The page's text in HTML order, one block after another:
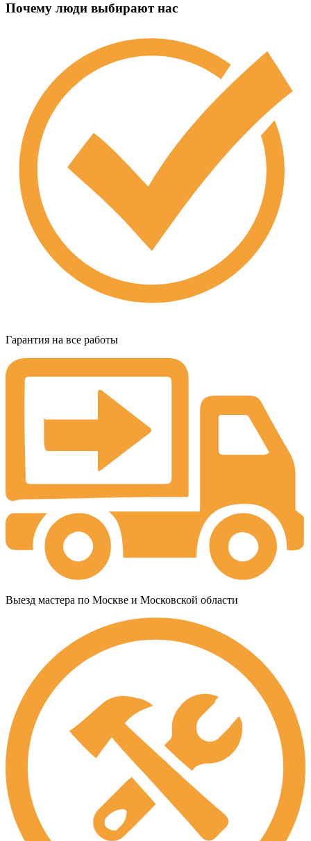
Почему люди выбирают нас
Гарантия на все работы
Выезд мастера по Москве и Московской области